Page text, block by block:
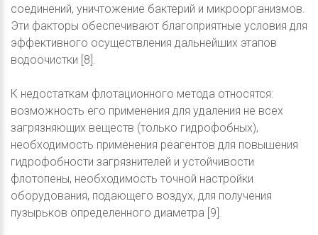
соединений, уничтожение бактерий и микроорганизмов.
Эти факторы обеспечивают благоприятные условия для
эффективного осуществления дальнейших этапов
водоочистки [8].
К недостаткам флотационного метода относятся:
возможность его применения для удаления не всех
загрязняющих веществ (только гидрофобных),
необходимость применения реагентов для повышения
гидрофобности загрязнителей и устойчивости
флотопены, необходимость точной настройки
оборудования, подающего воздух, для получения
пузырьков определенного диаметра [9].